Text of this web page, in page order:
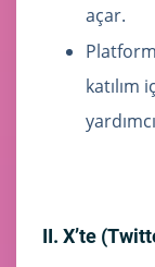
açar.
katılım
II. X’te